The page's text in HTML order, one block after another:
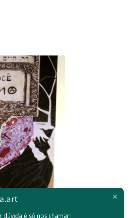
dúvida é só nos chamar!